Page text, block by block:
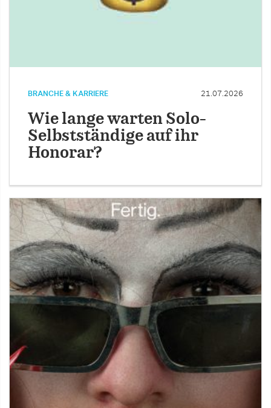
BRANCHE & KARRIERE 21.07.2026
Wie lange warten Solo-
Selbstständige auf ihr
Honorar?